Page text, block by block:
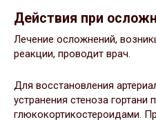
Действия при
Лечение осложнений,
реакции, проводит врач.
Для восстановления
устранения стеноза гортани
глюкокортикостероидами.